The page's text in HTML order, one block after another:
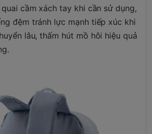
cầm xách tay khi cần sử dụng,
đệm tránh lực mạnh tiếp xúc khi
lâu, thấm hút mồ hôi hiệu quả